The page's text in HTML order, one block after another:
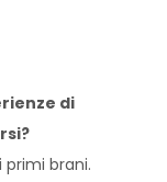
di
primi brani.